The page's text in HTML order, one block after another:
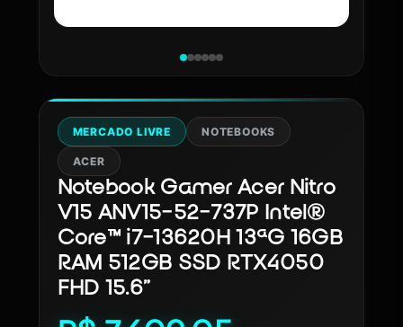
MERCADO LIVRE NOTEBOOKS
ACER
Notebook Gamer Acer Nitro
V15 ANV15-52-737P Intel®
Core™ i7-13620H 13ªG 16GB
RAM 512GB SSD RTX4050
FHD 15.6”